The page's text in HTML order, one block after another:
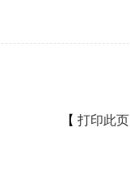
【 打印此页